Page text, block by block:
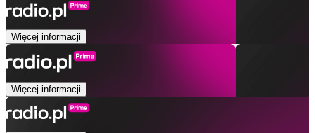
Więcej informacji
Więcej informacji